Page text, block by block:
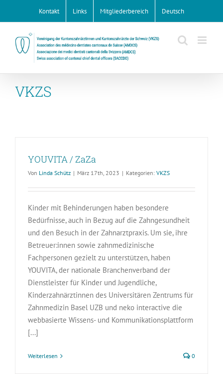
Kontakt Links Mitgliederbereich Deutsch
VKZS
YOUVITA / ZaZa
Von Linda Schütz | März 17th, 2023 | Kategorien: VKZS
Kinder mit Behinderungen haben besondere
Bedürfnisse, auch in Bezug auf die Zahngesundheit
und den Besuch in der Zahnarztpraxis. Um sie, ihre
Betreuer:innen sowie zahnmedizinische
Fachpersonen gezielt zu unterstützen, haben
YOUVITA, der nationale Branchenverband der
Dienstleister für Kinder und Jugendliche,
Kinderzahnärztinnen des Universitären Zentrums für
Zahnmedizin Basel UZB und neko interactive die
webbasierte Wissens- und Kommunikationsplattform
[...]
Weiterlesen 0